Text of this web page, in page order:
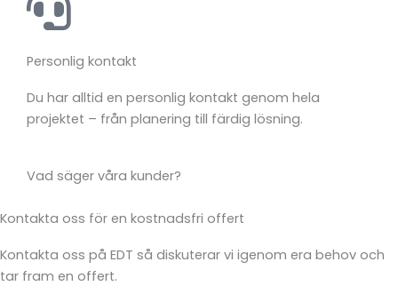
Personlig kontakt
Du har alltid en personlig kontakt genom hela
projektet – från planering till färdig lösning.
Vad säger våra kunder?
Kontakta oss för en kostnadsfri offert
Kontakta oss på EDT så diskuterar vi igenom era behov och
tar fram en offert.